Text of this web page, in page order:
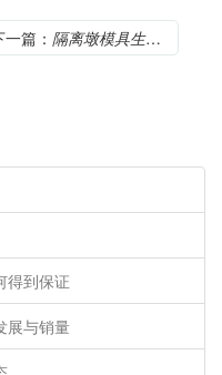
一篇： 隔离墩模具生产前的准备工作
得到保证
展与销量